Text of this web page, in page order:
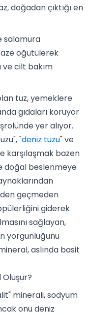
doğadan çıktığı en
salamura
öğütülerek
cilt bakım
tuz, yemeklere
gıdaları koruyor
yer alıyor.
"deniz tuzu" ve
karşılaşmak bazen
doğal beslenmeye
geçmeden
giderek
sağlayan,
yorgunluğunu
aslında basit
Oluşur?
minerali, sodyum
onu deniz